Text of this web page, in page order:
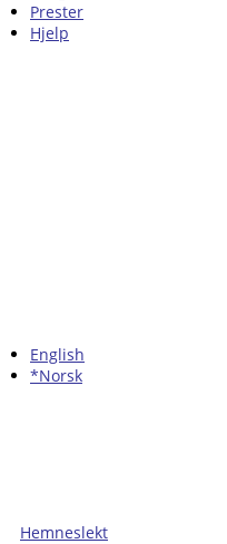
Prester
Hjelp
English
*Norsk
Hemneslekt